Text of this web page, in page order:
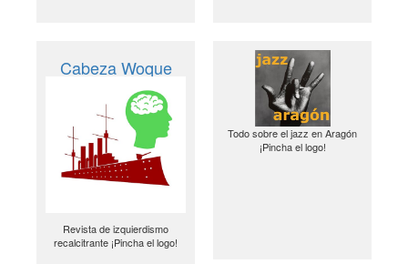
Cabeza Woque
Revista de izquierdismo
recalcitrante ¡Pincha el logo!
Todo sobre el jazz en Aragón
¡Pincha el logo!